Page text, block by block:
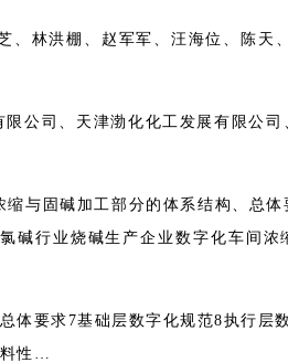
、林洪棚、赵军军、汪海位、陈天
公司、天津渤化化工发展有限公司
与固碱加工部分的体系结构、总
碱行业烧碱生产企业数字化车间浓
体要求7基础层数字化规范8执行层
料性…